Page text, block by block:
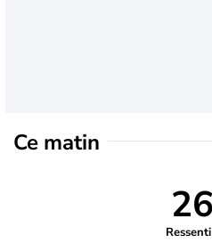
Ce matin